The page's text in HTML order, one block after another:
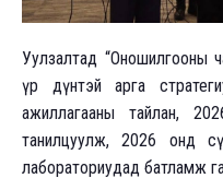
Уулзалтад “Оношилгооны
үр дүнтэй арга
ажиллагааны тайлан,
танилцуулж, 2026 онд
лабораториудад батламж